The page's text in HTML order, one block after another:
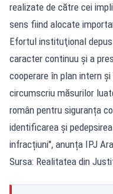
realizate de către cei
sens fiind alocate
Efortul instituţional
caracter continuu şi a
cooperare în plan intern
circumscriu măsurilor
român pentru siguranța
identificarea şi
infracțiuni", anunța IPJ
Sursa: Realitatea din